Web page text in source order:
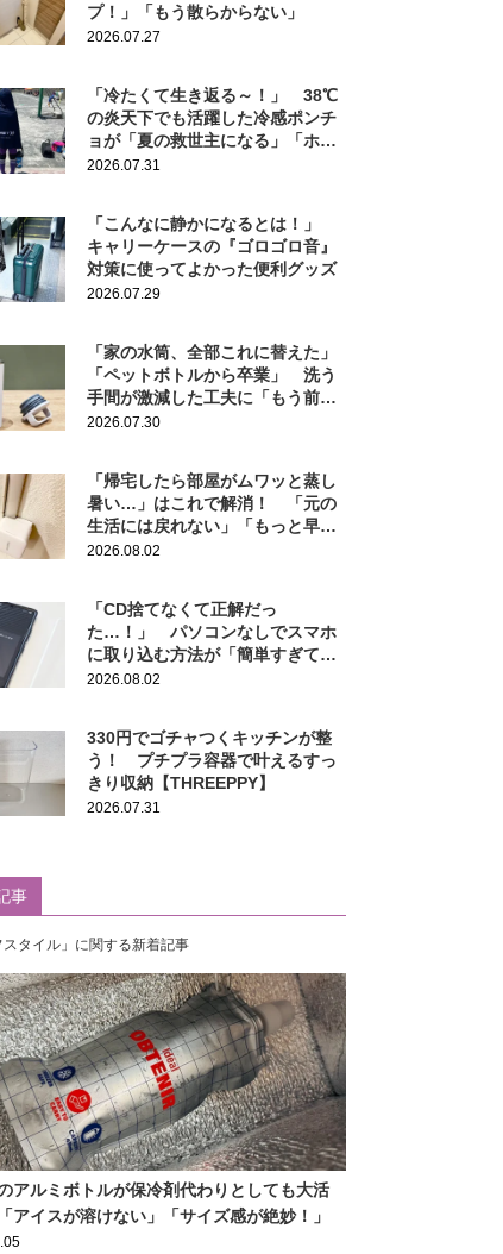
プ！」「もう散らからない」
2026.07.27
「冷たくて生き返る～！」 38℃
の炎天下でも活躍した冷感ポンチ
ョが「夏の救世主になる」「ホン
ト買ってよかった」
2026.07.31
「こんなに静かになるとは！」
キャリーケースの『ゴロゴロ音』
対策に使ってよかった便利グッズ
2026.07.29
「家の水筒、全部これに替えた」
「ペットボトルから卒業」 洗う
手間が激減した工夫に「もう前の
に戻れない！」
2026.07.30
「帰宅したら部屋がムワッと蒸し
暑い…」はこれで解消！ 「元の
生活には戻れない」「もっと早く
知りたかった」
2026.08.02
「CD捨てなくて正解だっ
た…！」 パソコンなしでスマホ
に取り込む方法が「簡単すぎて拍
子抜け」「この曲聴きたかった
2026.08.02
330円でゴチャつくキッチンが整
う！ プチプラ容器で叶えるすっ
きり収納【THREEPPY】
2026.07.31
事
スタイル」に関する新着記事
アルミボトルが保冷剤代わりとしても大活
イスが溶けない」「サイズ感が絶妙！」